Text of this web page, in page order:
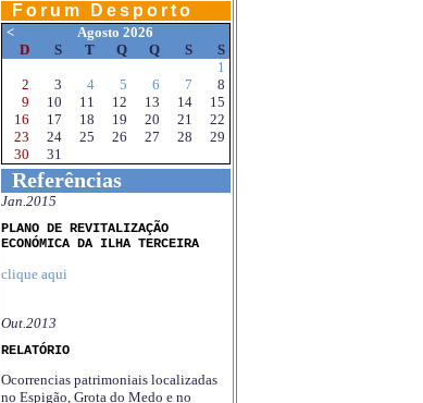
Forum Desporto
<
Agosto 2026
D
S T Q Q S
S
1
2
3 4 5 6 7
8
9
10 11 12 13 14
15
16
17 18 19 20 21
22
23
24 25 26 27 28
29
30
31
Referências
Jan.2015
PLANO DE REVITALIZAÇÃO
ECONÓMICA DA ILHA TERCEIRA
clique aqui
Out.2013
RELATÓRIO
Ocorrencias patrimoniais localizadas
no Espigão, Grota do Medo e no